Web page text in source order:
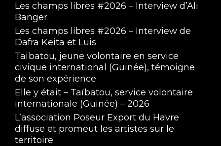
Les champs libres #2026 – Interview d’Ali
Banger
Les champs libres #2026 – Interview de
Dafra Keita et Luis
Taïbatou, jeune volontaire en service
civique international (Guinée), témoigne
de son expérience
Elle y était – Taïbatou, service volontaire
internationale (Guinée) – 2026
L’association Poseur Export du Havre
diffuse et promeut les artistes sur le
territoire